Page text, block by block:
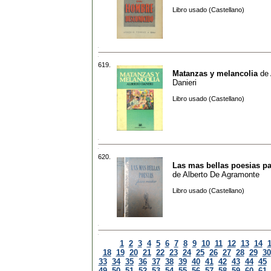
Libro usado (Castellano)
619.
Matanzas y melancolia de
Danieri
Libro usado (Castellano)
620.
Las mas bellas poesias
de Alberto De Agramonte
Libro usado (Castellano)
1 2 3 4 5 6 7 8 9 10 11 12 13 14
18 19 20 21 22 23 24 25 26 27 28 29 30
33 34 35 36 37 38 39 40 41 42 43 44 45